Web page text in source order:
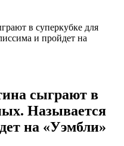
в суперкубке для
и пройдет на
сыграют в
Называется
на «Уэмбли»